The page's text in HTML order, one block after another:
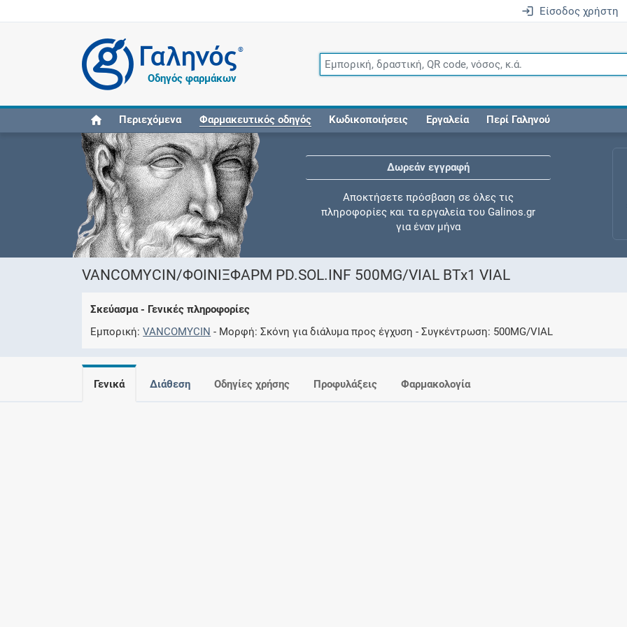
Είσοδος χρήστη
®
Οδηγός φαρμάκων
Περιεχόμενα Φαρμακευτικός οδηγός Κωδικοποιήσεις Εργαλεία Περί Γαληνού
Δωρεάν εγγραφή
Αποκτήσετε πρόσβαση σε όλες τις
πληροφορίες και τα εργαλεία του Galinos.gr
για έναν μήνα
Ελέγξτε την αγωγή σας για αντενδείξεις και
VANCOMYCIN/ΦΟΙΝΙΞΦΑΡΜ PD.SOL.INF 500MG/VIAL BTx1 VIAL
Σκεύασμα - Γενικές πληροφορίες
Εμπορική VANCOMYCIN Μορφή Σκόνη για διάλυμα προς έγχυση Συγκέντρωση 500MG/VIAL
Γενικά Διάθεση Οδηγίες χρήσης Προφυλάξεις Φαρμακολογία